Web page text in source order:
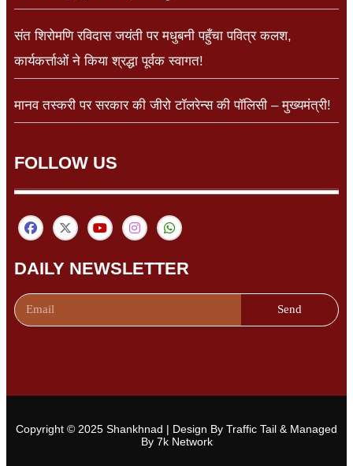
संत शिरोमणि रविदास जयंती पर मधुबनी पहुँचा पवित्र कलश,
कार्यकर्त्ताओं ने किया श्रद्धा पूर्वक स्वागत!
मानव तस्करी पर सरकार की जीरो टॉलरेन्स की पॉलिसी – मुख्यमंत्री!
FOLLOW US
DAILY NEWSLETTER
Send
Copyright © 2025 Shankhnad | Design By Traffic Tail & Managed
By 7k Network